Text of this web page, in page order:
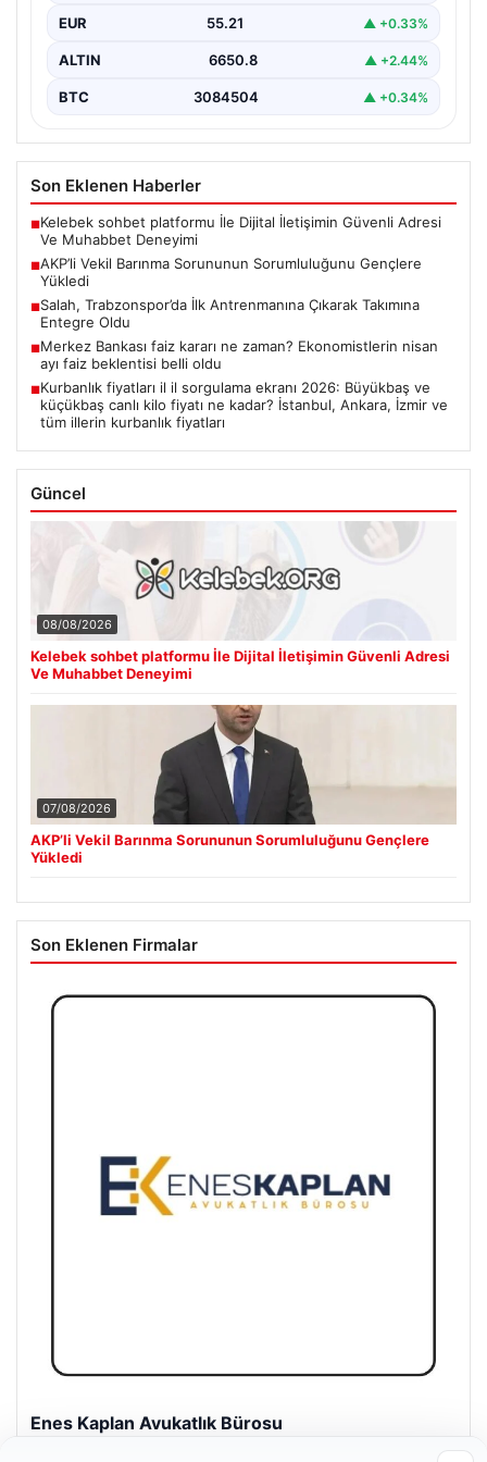
EUR 55.21 ▲ +0.33%
ALTIN 6650.8 ▲ +2.44%
BTC 3084504 ▲ +0.34%
Son Eklenen Haberler
■Kelebek sohbet platformu İle Dijital İletişimin Güvenli Adresi
Ve Muhabbet Deneyimi
■AKP’li Vekil Barınma Sorununun Sorumluluğunu Gençlere
Yükledi
■Salah, Trabzonspor’da İlk Antrenmanına Çıkarak Takımına
Entegre Oldu
■Merkez Bankası faiz kararı ne zaman? Ekonomistlerin nisan
ayı faiz beklentisi belli oldu
■Kurbanlık fiyatları il il sorgulama ekranı 2026: Büyükbaş ve
küçükbaş canlı kilo fiyatı ne kadar? İstanbul, Ankara, İzmir ve
tüm illerin kurbanlık fiyatları
Güncel
08/08/2026
Kelebek sohbet platformu İle Dijital İletişimin Güvenli Adresi
Ve Muhabbet Deneyimi
07/08/2026
AKP’li Vekil Barınma Sorununun Sorumluluğunu Gençlere
Yükledi
Son Eklenen Firmalar
Enes Kaplan Avukatlık Bürosu